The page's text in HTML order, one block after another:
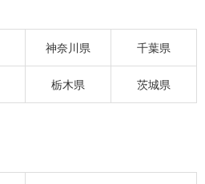
神奈川県 千葉県
栃木県 茨城県